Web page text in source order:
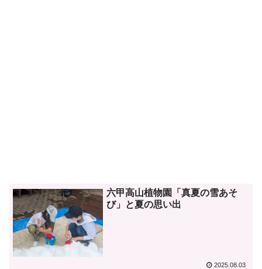
六甲高山植物園「真夏の雪あそ
び」と夏の思い出
2025.08.03